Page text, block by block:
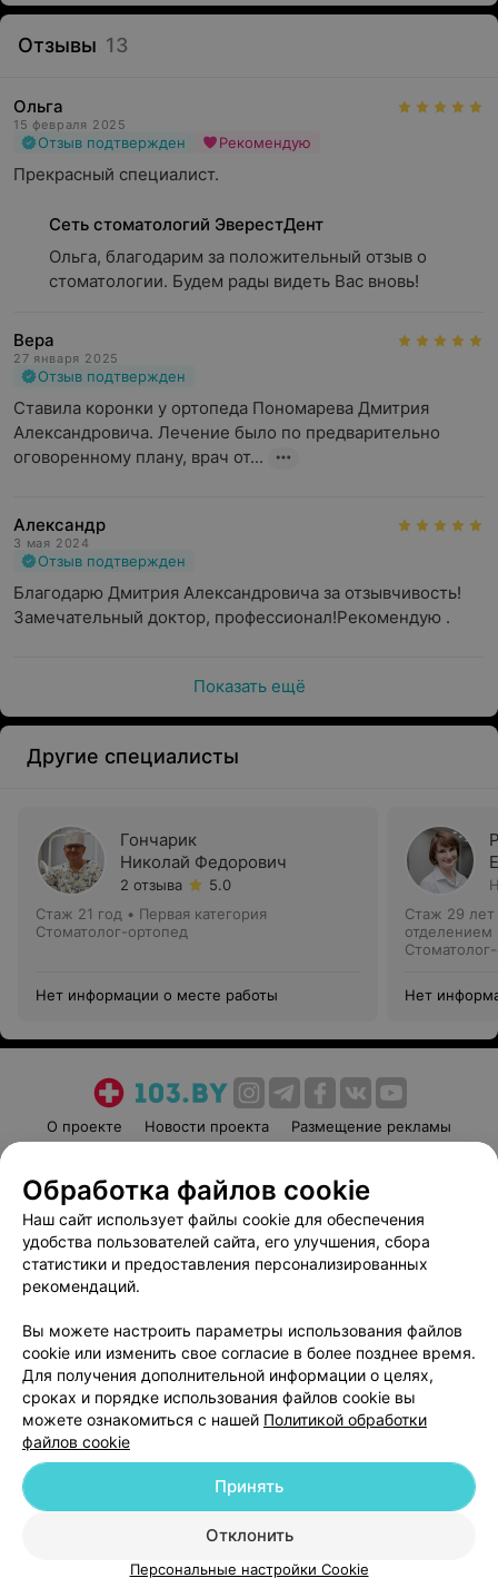
Отзывы 13
Ольга
15 февраля 2025
Отзыв подтвержден Рекомендую
Прекрасный специалист.
Сеть стоматологий ЭверестДент
Ольга, благодарим за положительный отзыв о
стоматологии. Будем рады видеть Вас вновь!
Вера
27 января 2025
Отзыв подтвержден
Ставила коронки у ортопеда Пономарева Дмитрия
Александровича. Лечение было по предварительно
оговоренному плану, врач от...
Александр
3 мая 2024
Отзыв подтвержден
Благодарю Дмитрия Александровича за отзывчивость!
Замечательный доктор, профессионал!Рекомендую .
Показать ещё
Другие специалисты
Гончарик
Николай Федорович
2 отзыва
5.0
Стаж 21 год • Первая категория
Стоматолог-ортопед
Нет информации о месте работы
Стаж 29 лет
отделением
Нет
О проекте Новости проекта
Размещение рекламы
Пользовательское соглашение
Способы оплаты
Вакансии
Партнеры
Написать руководителю 103.by
Обработка персональных данных
© 2026 ООО «Артокс Лаб», УНП 191700409
| 220012, Республика Беларусь,
Служба поддержки +375 291212755
Обработка файлов cookie
Наш сайт использует файлы cookie для обеспечения
удобства пользователей сайта, его улучшения, сбора
статистики и предоставления персонализированных
рекомендаций.
Вы можете настроить параметры использования файлов
cookie или изменить свое согласие в более позднее время.
Для получения дополнительной информации о целях,
сроках и порядке использования файлов cookie вы
можете ознакомиться с нашей Политикой обработки
файлов cookie
Отклонить
Принять
Персональные настройки Cookie